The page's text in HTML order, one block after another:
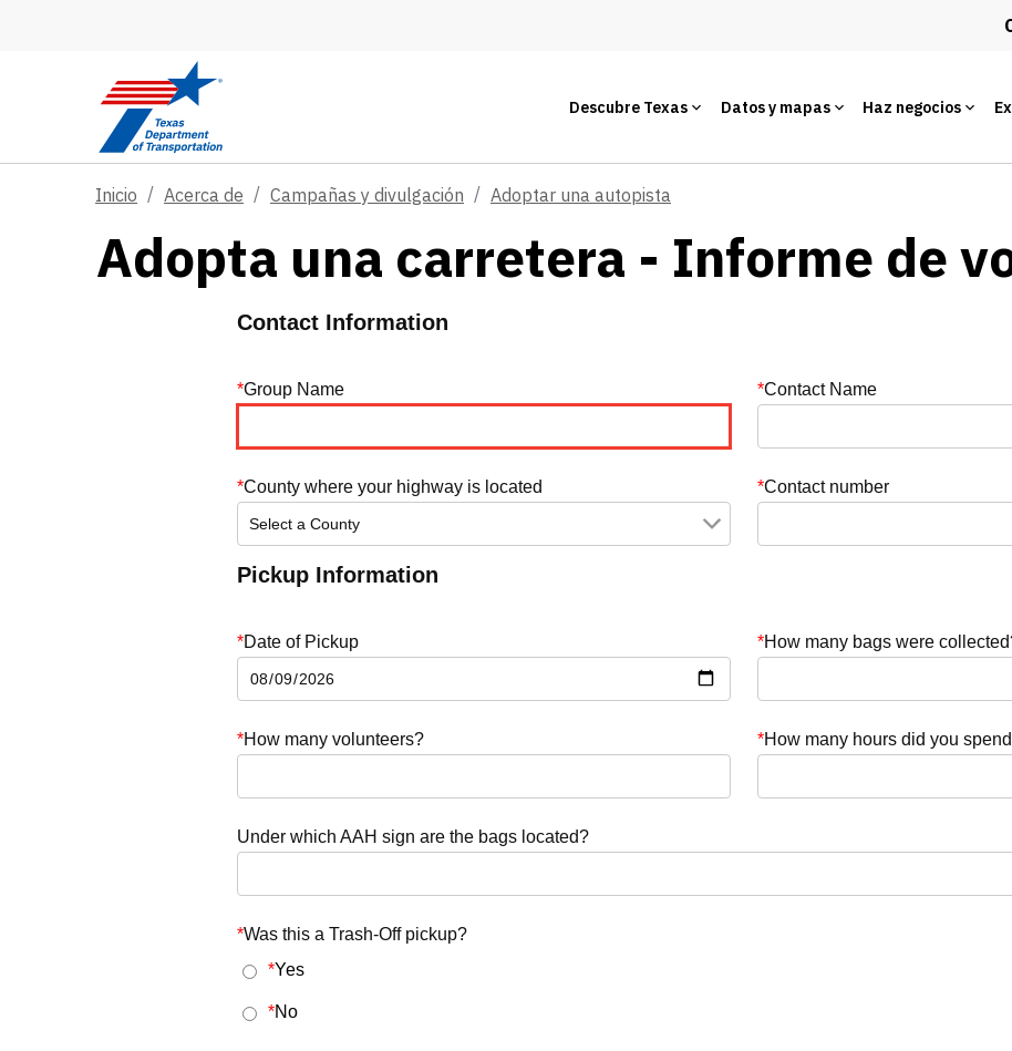
Descubre Texas Datos y mapas Haz negocios
Inicio Acerca de Campañas y divulgación Adoptar una autopista
Adopta una carretera - Informe de